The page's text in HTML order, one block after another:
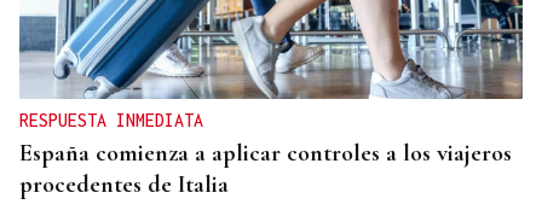
RESPUESTA INMEDIATA
España comienza a aplicar controles a los viajeros
procedentes de Italia